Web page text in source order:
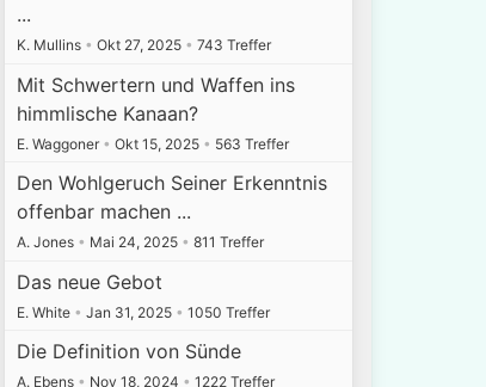
...
K. Mullins • Okt 27, 2025 • 743 Treffer
Mit Schwertern und Waffen ins
himmlische Kanaan?
E. Waggoner • Okt 15, 2025 • 563 Treffer
Den Wohlgeruch Seiner Erkenntnis
offenbar machen ...
A. Jones • Mai 24, 2025 • 811 Treffer
Das neue Gebot
E. White • Jan 31, 2025 • 1050 Treffer
Die Definition von Sünde
A. Ebens • Nov 18, 2024 • 1222 Treffer